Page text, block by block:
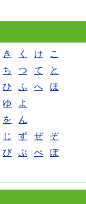
き く け
こ
ち つ て
と
ひ ふ へ
ほ
ゆ
よ
を
ん
じ ず ぜ
ぞ
び ぶ べ
ぼ